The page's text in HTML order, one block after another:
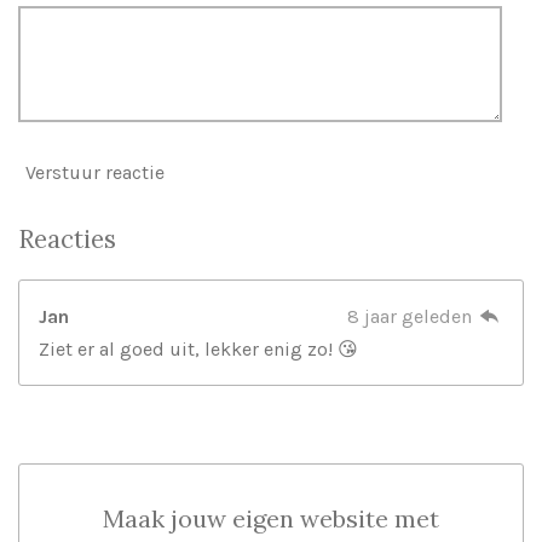
Verstuur reactie
Reacties
Jan
8 jaar geleden
Ziet er al goed uit, lekker enig zo! 😘
Maak jouw eigen website met